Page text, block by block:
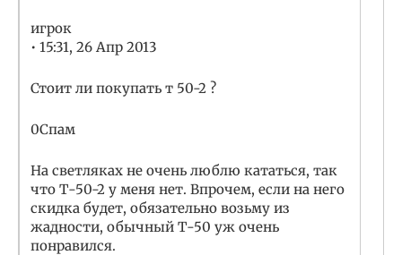
игрок
• 15:31, 26 Апр 2013
Стоит ли покупать т 50-2 ?
0Спам
На светляках не очень люблю кататься, так
что Т-50-2 у меня нет. Впрочем, если на него
скидка будет, обязательно возьму из
жадности, обычный Т-50 уж очень
понравился.